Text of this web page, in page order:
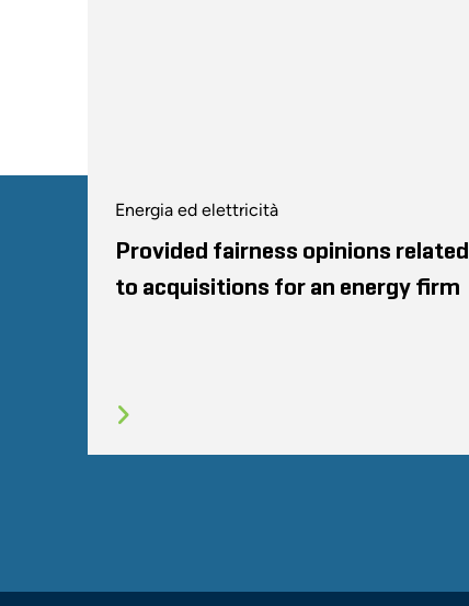
Energia ed elettricità
Provided fairness opinions related
to acquisitions for an energy firm